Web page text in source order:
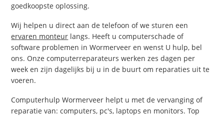
goedkoopste oplossing.
Wij helpen u direct aan de telefoon of we sturen een
ervaren monteur langs. Heeft u computerschade of
software problemen in Wormerveer en wenst U hulp, bel
ons. Onze computerreparateurs werken zes dagen per
week en zijn dagelijks bij u in de buurt om reparaties uit te
voeren.
Computerhulp Wormerveer helpt u met de vervanging of
reparatie van: computers, pc's, laptops en monitors. Top